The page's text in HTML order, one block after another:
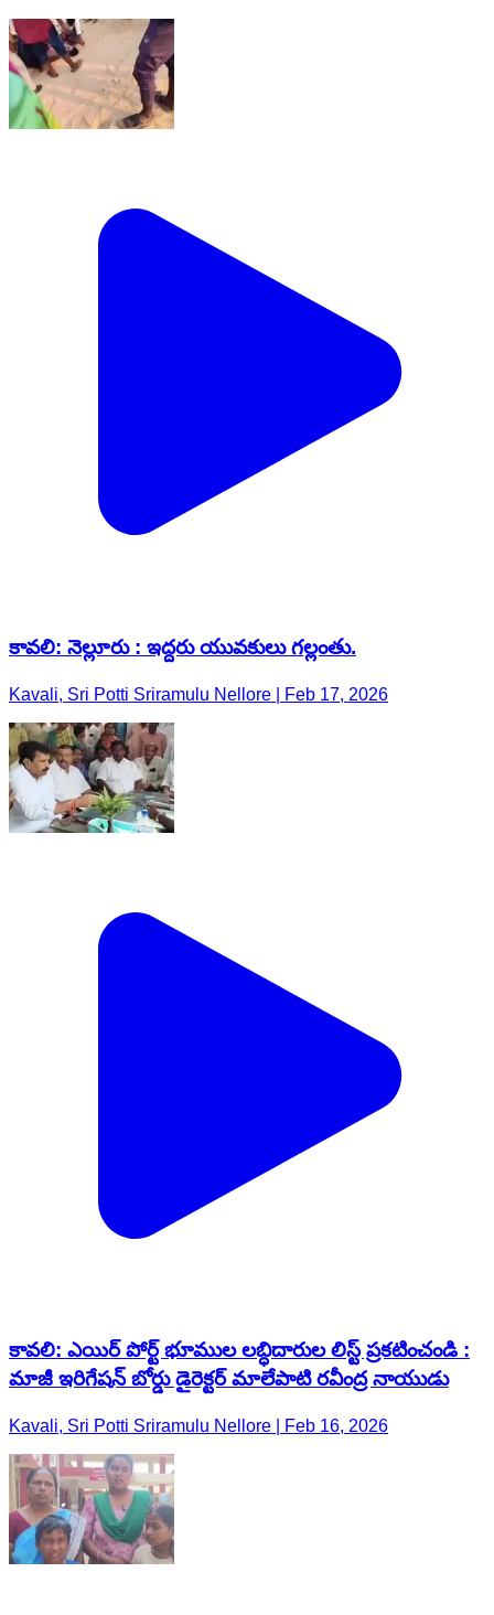
కావలి: నెల్లూరు : ఇద్దరు యువకులు గల్లంతు.
Kavali, Sri Potti Sriramulu Nellore | Feb 17, 2026
కావలి: ఎయిర్ పోర్ట్ భూముల లబ్ధిదారుల లిస్ట్ ప్రకటించండి :
మాజీ ఇరిగేషన్ బోర్డు డైరెక్టర్ మాలేపాటి రవీంద్ర నాయుడు
Kavali, Sri Potti Sriramulu Nellore | Feb 16, 2026